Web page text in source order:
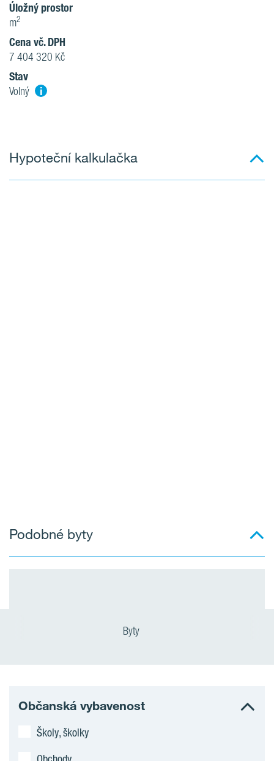
Úložný prostor
m2
Cena vč. DPH
7 404 320 Kč
Stav
Volný i
Hypoteční kalkulačka
Podobné byty
Byty
Občanská vybavenost
Školy, školky